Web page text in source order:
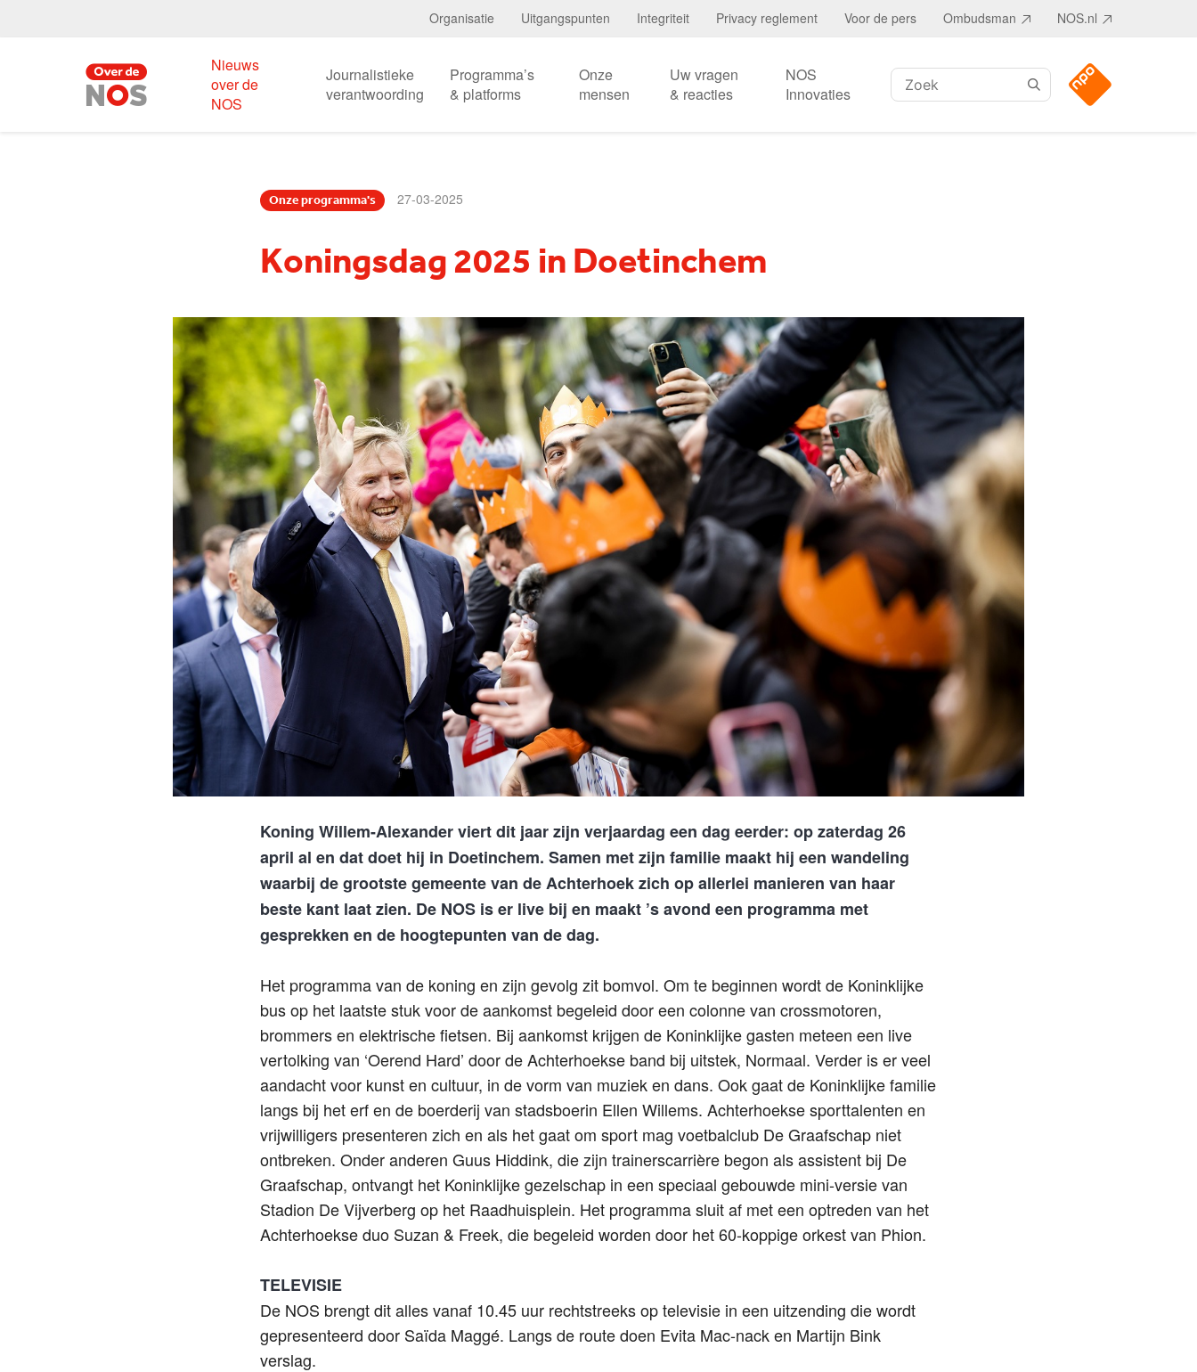
Organisatie Uitgangspunten Integriteit Privacy reglement Voor de pers Ombudsman NOS.nl
Nieuws
over de
NOS
Journalistieke
verantwoording
Programma’s
& platforms
Onze
mensen
Uw vragen
& reacties
NOS
Innovaties
Zoeken:
Onze programma's 27-03-2025
Koningsdag 2025 in Doetinchem
Koning Willem-Alexander viert dit jaar zijn verjaardag een dag eerder: op zaterdag 26
april al en dat doet hij in Doetinchem. Samen met zijn familie maakt hij een wandeling
waarbij de grootste gemeente van de Achterhoek zich op allerlei manieren van haar
beste kant laat zien. De NOS is er live bij en maakt ’s avond een programma met
gesprekken en de hoogtepunten van de dag.
Het programma van de koning en zijn gevolg zit bomvol. Om te beginnen wordt de Koninklijke
bus op het laatste stuk voor de aankomst begeleid door een colonne van crossmotoren,
brommers en elektrische fietsen. Bij aankomst krijgen de Koninklijke gasten meteen een live
vertolking van ‘Oerend Hard’ door de Achterhoekse band bij uitstek, Normaal. Verder is er veel
aandacht voor kunst en cultuur, in de vorm van muziek en dans. Ook gaat de Koninklijke familie
langs bij het erf en de boerderij van stadsboerin Ellen Willems. Achterhoekse sporttalenten en
vrijwilligers presenteren zich en als het gaat om sport mag voetbalclub De Graafschap niet
ontbreken. Onder anderen Guus Hiddink, die zijn trainerscarrière begon als assistent bij De
Graafschap, ontvangt het Koninklijke gezelschap in een speciaal gebouwde mini-versie van
Stadion De Vijverberg op het Raadhuisplein. Het programma sluit af met een optreden van het
Achterhoekse duo Suzan & Freek, die begeleid worden door het 60-koppige orkest van Phion.
TELEVISIE
De NOS brengt dit alles vanaf 10.45 uur rechtstreeks op televisie in een uitzending die wordt
gepresenteerd door Saïda Maggé. Langs de route doen Evita Mac-nack en Martijn Bink
verslag.